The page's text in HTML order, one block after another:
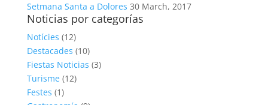
Setmana Santa a Dolores 30 March, 2017
Noticias por categorías
Notícies (12)
Destacades (10)
Fiestas Noticias (3)
Turisme(12)
Festes (1)